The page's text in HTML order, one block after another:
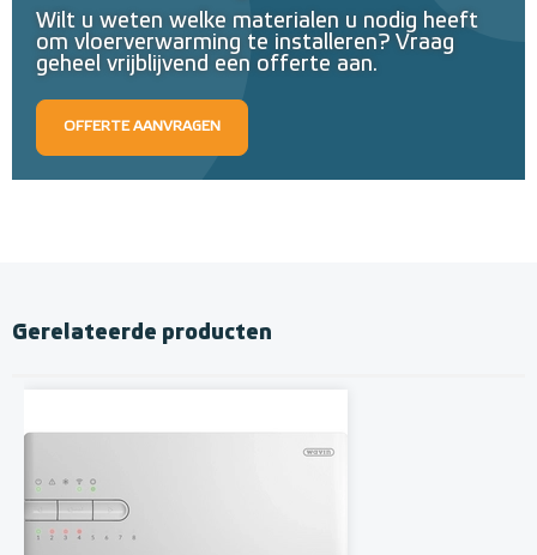
Wilt u weten welke materialen u nodig heeft
om vloerverwarming te installeren? Vraag
geheel vrijblijvend een offerte aan.
OFFERTE AANVRAGEN
Gerelateerde producten